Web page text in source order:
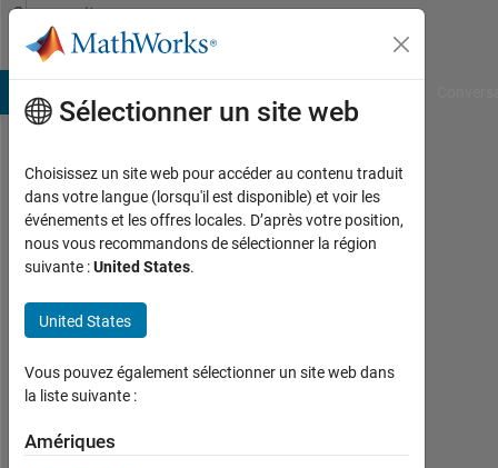
Passer au contenu
Community
Profile
Tiziano
Bagnasco
Last
presque
2 ans il
|
depuis
2022
Sélectionner un site web
Choisissez un site web pour accéder au contenu traduit
dans votre langue (lorsqu'il est disponible) et voir les
événements et les offres locales. D’après votre position,
nous vous recommandons de sélectionner la région
suivante :United States.
United States
Vous pouvez également sélectionner un site web dans
la liste suivante :
Amériques